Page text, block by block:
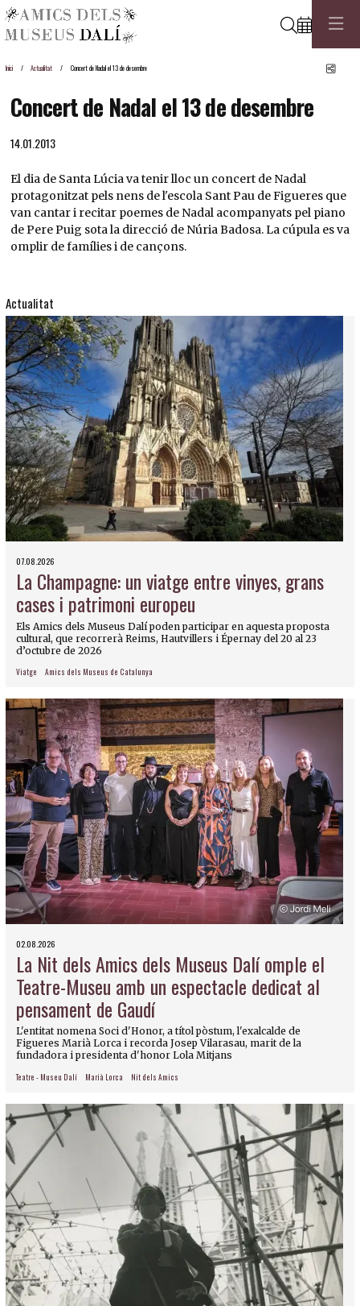
Cerca
Inici Actualitat Concert de Nadal el 13 de desembre
Concert de Nadal el 13 de desembre
14.01.2013
El dia de Santa Lúcia va tenir lloc un concert de Nadal
protagonitzat pels nens de l'escola Sant Pau de Figueres que
van cantar i recitar poemes de Nadal acompanyats pel piano
de Pere Puig sota la direcció de Núria Badosa. La cúpula es va
omplir de famílies i de cançons.
Actualitat
07.08.2026
La Champagne: un viatge entre vinyes, grans
cases i patrimoni europeu
Els Amics dels Museus Dalí poden participar en aquesta proposta
cultural, que recorrerà Reims, Hautvillers i Épernay del 20 al 23
d’octubre de 2026
Viatge Amics dels Museus de Catalunya
02.08.2026
La Nit dels Amics dels Museus Dalí omple el
Teatre-Museu amb un espectacle dedicat al
pensament de Gaudí
L'entitat nomena Soci d'Honor, a títol pòstum, l'exalcalde de
Figueres Marià Lorca i recorda Josep Vilarasau, marit de la
fundadora i presidenta d'honor Lola Mitjans
Teatre - Museu Dalí Marià Lorca Nit dels Amics